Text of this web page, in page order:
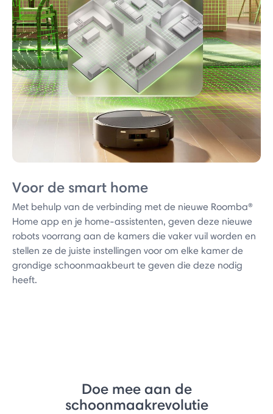
Voor de smart home
Met behulp van de verbinding met de nieuwe Roomba®
Home app en je home-assistenten, geven deze nieuwe
robots voorrang aan de kamers die vaker vuil worden en
stellen ze de juiste instellingen voor om elke kamer de
grondige schoonmaakbeurt te geven die deze nodig
heeft.
Doe mee aan de
schoonmaakrevolutie